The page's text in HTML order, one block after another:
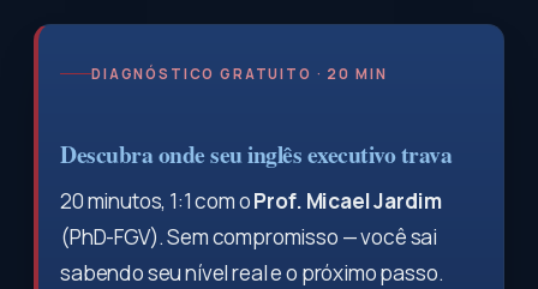
DIAGNÓSTICO GRATUITO · 20 MIN
Descubra onde seu inglês executivo trava
20 minutos, 1:1 com oProf. Micael Jardim
(PhD-FGV). Sem compromisso — você sai
sabendo seu nível real e o próximo passo.